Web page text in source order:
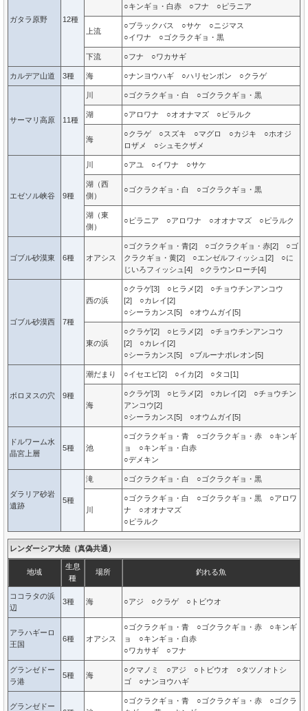
ガタラ原野 12種
○キンギョ・白赤 ○フナ ○ピラニア
上流
○ブラックバス ○サケ ○ニジマス
○イワナ ○ゴクラクギョ・黒
下流 ○フナ ○ワカサギ
カルデア山道 3種 海 ○ナンヨウハギ ○ハリセンボン ○クラゲ
サーマリ高原 11種
川 ○ゴクラクギョ・白 ○ゴクラクギョ・黒
湖 ○アロワナ ○オオナマズ ○ピラルク
海
○クラゲ ○スズキ ○マグロ ○カジキ ○ホオジ
ロザメ ○シュモクザメ
エゼソル峡谷 9種
川 ○アユ ○イワナ ○サケ
湖（西
側）
○ゴクラクギョ・白 ○ゴクラクギョ・黒
湖（東
側）
○ピラニア ○アロワナ ○オオナマズ ○ピラルク
ゴブル砂漠東 6種 オアシス
○ゴクラクギョ・青[2] ○ゴクラクギョ・赤[2] ○ゴ
クラクギョ・黄[2] ○エンゼルフィッシュ[2] ○に
じいろフィッシュ[4] ○クラウンローチ[4]
ゴブル砂漠西 7種
西の浜
○クラゲ[3] ○ヒラメ[2] ○チョウチンアンコウ
[2] ○カレイ[2]
○シーラカンス[5] ○オウムガイ[5]
東の浜
○クラゲ[2] ○ヒラメ[2] ○チョウチンアンコウ
[2] ○カレイ[2]
○シーラカンス[5] ○ブルーナポレオン[5]
ボロヌスの穴 9種
潮だまり ○イセエビ[2] ○イカ[2] ○タコ[1]
海
○クラゲ[3] ○ヒラメ[2] ○カレイ[2] ○チョウチン
アンコウ[2]
○シーラカンス[5] ○オウムガイ[5]
ドルワーム水
晶宮上層
5種 池
○ゴクラクギョ・青 ○ゴクラクギョ・赤 ○キンギ
ョ ○キンギョ・白赤
○デメキン
ダラリア砂岩
遺跡
5種
滝 ○ゴクラクギョ・白 ○ゴクラクギョ・黒
川
○ゴクラクギョ・白 ○ゴクラクギョ・黒 ○アロワ
ナ ○オオナマズ
○ピラルク
レンダーシア大陸（真偽共通）
地域
生息
種
場所 釣れる魚
ココラタの浜
辺
3種 海 ○アジ ○クラゲ ○トビウオ
アラハギーロ
王国
6種 オアシス
○ゴクラクギョ・青 ○ゴクラクギョ・赤 ○キンギ
ョ ○キンギョ・白赤
○ワカサギ ○フナ
グランゼドー
ラ港
5種 海
○クマノミ ○アジ ○トビウオ ○タツノオトシ
ゴ ○ナンヨウハギ
グランゼドー
○ゴクラクギョ・青 ○ゴクラクギョ・赤 ○ゴクラ